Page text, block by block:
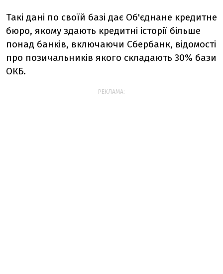
Такі дані по своїй базі дає Об'єднане кредитне
бюро, якому здають кредитні історії більше
понад банків, включаючи Сбербанк, відомості
про позичальників якого складають 30% бази
ОКБ.
РЕКЛАМА: